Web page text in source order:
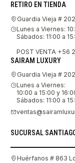
RETIRO EN TIENDA
Guardia Vieja #
Lunes a Viernes:
Sábados: 11:00 a
POST VENTA +56
SAIRAM LUXURY
Guardia Vieja #
Lunes a Viernes:
10:00 a 15:00 y
Sábados: 11:00 a
SUCURSAL
Huérfanos # 863